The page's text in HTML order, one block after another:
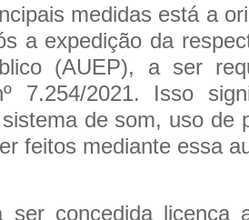
medidas está a
a expedição da
(AUEP), a ser
7.254/2021. Isso
de som, uso de
feitos mediante essa
ser concedida licença